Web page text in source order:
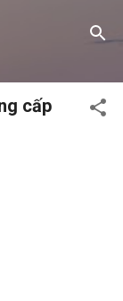
cấp